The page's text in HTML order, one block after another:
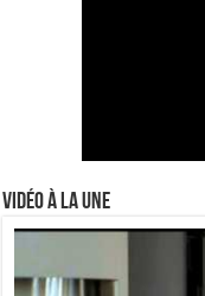
Vidéo à la Une